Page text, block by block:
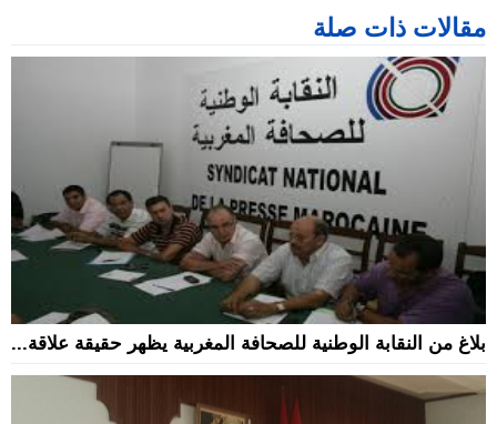
مقالات ذات صلة
بلاغ من النقابة الوطنية للصحافة المغربية يظهر حقيقة علاقة...